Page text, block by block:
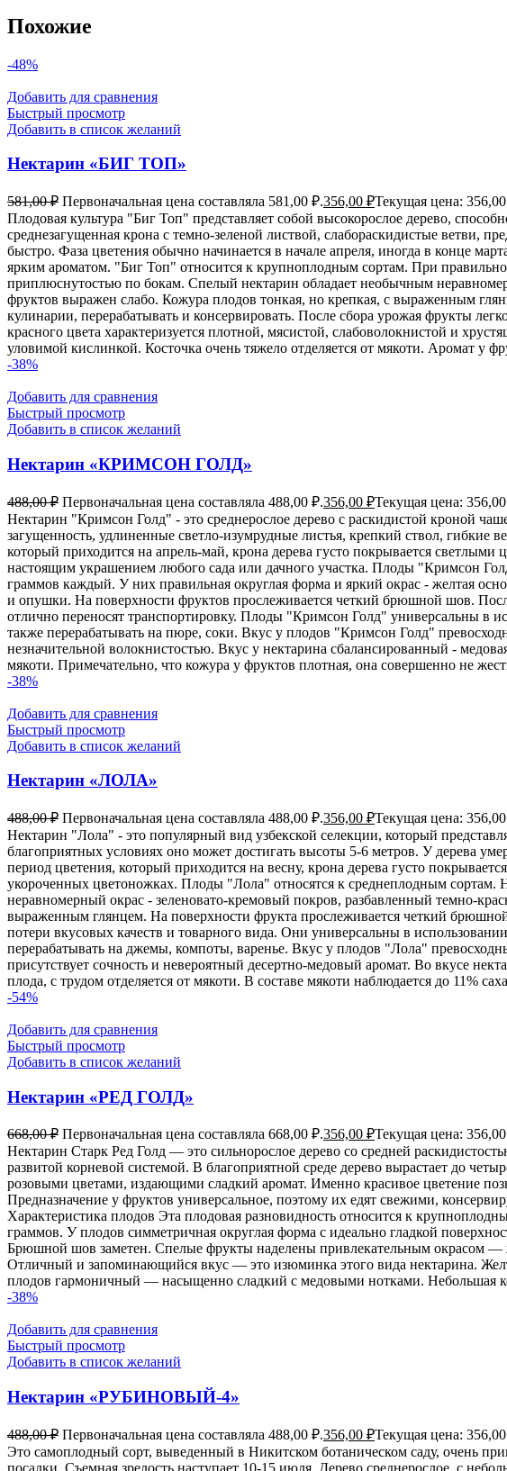
Похожие
-48%
Добавить для сравнения
Быстрый просмотр
Добавить в список желаний
Нектарин «БИГ ТОП»
581,00₽ Первоначальная цена составляла 581,00 ₽.356,00 ₽Текущая цена:
Плодовая культура "Биг Топ" представляет собой высокорослое дерево,
среднезагущенная крона с темно-зеленой листвой, слабораскидистые ветви,
быстро. Фаза цветения обычно начинается в начале апреля, иногда в конце
ярким ароматом. "Биг Топ" относится к крупноплодным сортам. При
приплюснутостью по бокам. Спелый нектарин обладает необычным
фруктов выражен слабо. Кожура плодов тонкая, но крепкая, с выраженным
кулинарии, перерабатывать и консервировать. После сбора урожая фрукты
красного цвета характеризуется плотной, мясистой, слабоволокнистой и
уловимой кислинкой. Косточка очень тяжело отделяется от мякоти. Аромат у
-38%
Добавить для сравнения
Быстрый просмотр
Добавить в список желаний
Нектарин «КРИМСОН ГОЛД»
488,00₽ Первоначальная цена составляла 488,00 ₽.356,00 ₽Текущая цена:
Нектарин "Кримсон Голд" - это среднерослое дерево с раскидистой кроной
загущенность, удлиненные светло-изумрудные листья, крепкий ствол, гибкие
который приходится на апрель-май, крона дерева густо покрывается
настоящим украшением любого сада или дачного участка. Плоды "Кримсон
граммов каждый. У них правильная округлая форма и яркий окрас - желтая
и опушки. На поверхности фруктов прослеживается четкий брюшной шов.
отлично переносят транспортировку. Плоды "Кримсон Голд" универсальны в
также перерабатывать на пюре, соки. Вкус у плодов "Кримсон Голд"
незначительной волокнистостью. Вкус у нектарина сбалансированный -
мякоти. Примечательно, что кожура у фруктов плотная, она совершенно не
-38%
Добавить для сравнения
Быстрый просмотр
Добавить в список желаний
Нектарин «ЛОЛА»
488,00₽ Первоначальная цена составляла 488,00 ₽.356,00 ₽Текущая цена:
Нектарин "Лола" - это популярный вид узбекской селекции, который
благоприятных условиях оно может достигать высоты 5-6 метров. У дерева
период цветения, который приходится на весну, крона дерева густо
укороченных цветоножках. Плоды "Лола" относятся к среднеплодным сортам.
неравномерный окрас - зеленовато-кремовый покров, разбавленный темно-
выраженным глянцем. На поверхности фрукта прослеживается четкий
потери вкусовых качеств и товарного вида. Они универсальны в
перерабатывать на джемы, компоты, варенье. Вкус у плодов "Лола"
присутствует сочность и невероятный десертно-медовый аромат. Во вкусе
плода, с трудом отделяется от мякоти. В составе мякоти наблюдается до 11%
-54%
Добавить для сравнения
Быстрый просмотр
Добавить в список желаний
Нектарин «РЕД ГОЛД»
668,00₽ Первоначальная цена составляла 668,00 ₽.356,00 ₽Текущая цена:
Нектарин Старк Ред Голд — это сильнорослое дерево со средней
развитой корневой системой. В благоприятной среде дерево вырастает до
розовыми цветами, издающими сладкий аромат. Именно красивое цветение
Предназначение у фруктов универсальное, поэтому их едят свежими,
Характеристика плодов Эта плодовая разновидность относится к
граммов. У плодов симметричная округлая форма с идеально гладкой
Брюшной шов заметен. Спелые фрукты наделены привлекательным окрасом —
Отличный и запоминающийся вкус — это изюминка этого вида нектарина.
плодов гармоничный — насыщенно сладкий с медовыми нотками. Небольшая
-38%
Добавить для сравнения
Быстрый просмотр
Добавить в список желаний
Нектарин «РУБИНОВЫЙ-4»
488,00₽ Первоначальная цена составляла 488,00 ₽.356,00 ₽Текущая цена:
Это самоплодный сорт, выведенный в Никитском ботаническом саду, очень
посадки. Съемная зрелость наступает 10-15 июля. Дерево среднерослое, с